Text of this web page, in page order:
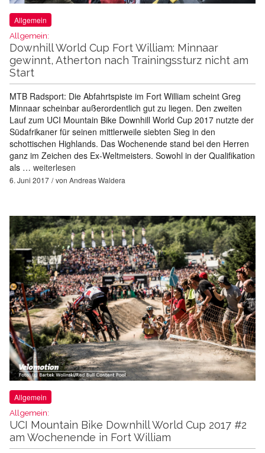
Allgemein
Allgemein:
Downhill World Cup Fort William: Minnaar
gewinnt, Atherton nach Trainingssturz nicht am
Start
MTB Radsport: Die Abfahrtspiste im Fort William scheint Greg
Minnaar scheinbar außerordentlich gut zu liegen. Den zweiten
Lauf zum UCI Mountain Bike Downhill World Cup 2017 nutzte der
Südafrikaner für seinen mittlerweile siebten Sieg in den
schottischen Highlands. Das Wochenende stand bei den Herren
ganz im Zeichen des Ex-Weltmeisters. Sowohl in der Qualifikation
als … weiterlesen
6. Juni 2017 von Andreas Waldera
Allgemein
Allgemein:
UCI Mountain Bike Downhill World Cup 2017 #2
am Wochenende in Fort William